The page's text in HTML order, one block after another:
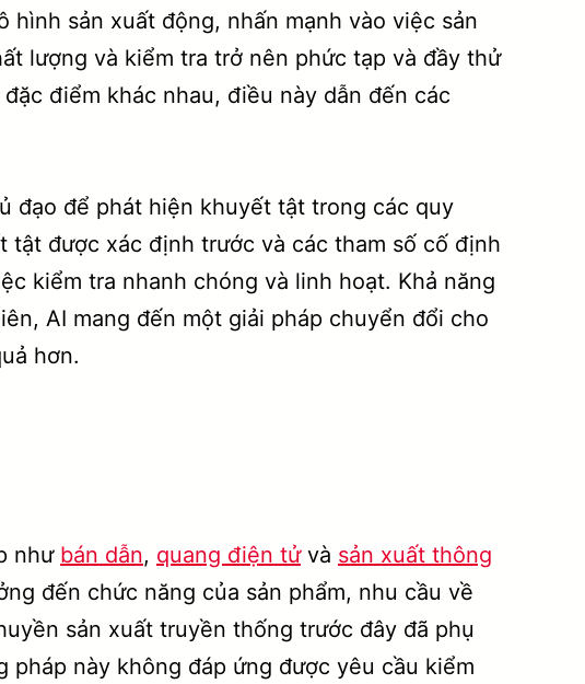
sản xuất động, nhấn mạnh vào việc sản
lượng và kiểm tra trở nên phức tạp và đầy thử
điểm khác nhau, điều này dẫn đến các
đạo để phát hiện khuyết tật trong các quy
được xác định trước và các tham số cố định
kiểm tra nhanh chóng và linh hoạt. Khả năng
AI mang đến một giải pháp chuyển đổi cho
hơn.
như bán dẫn, quang điện tửvà sản xuất thông
đến chức năng của sản phẩm, nhu cầu về
sản xuất truyền thống trước đây đã phụ
này không đáp ứng được yêu cầu kiểm